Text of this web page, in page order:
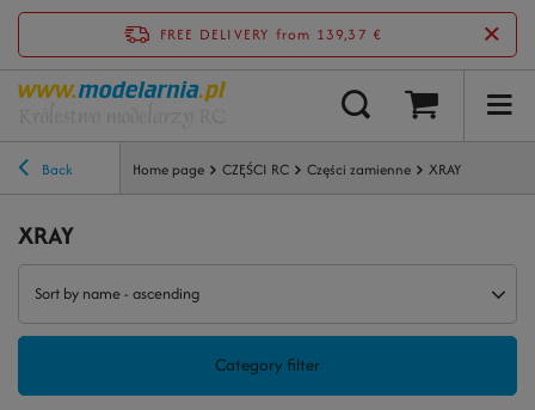
FREE DELIVERY from 139,37 €
Back Home page CZĘŚCI RC Części zamienne XRAY
XRAY
Sort by name - ascending
Category filter